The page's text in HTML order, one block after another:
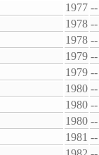
1977 --
1978 --
1978 --
1979 --
1979 --
1980 --
1980 --
1980 --
1981 --